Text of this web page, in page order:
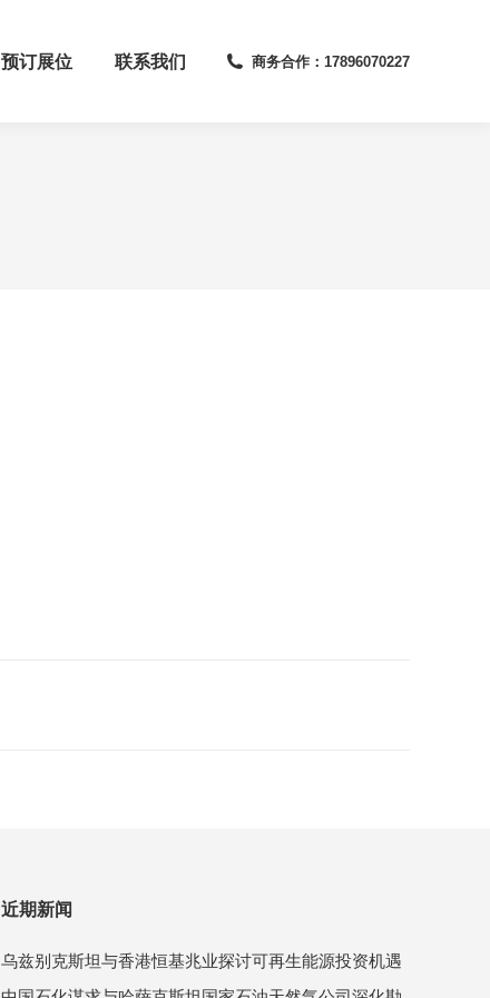
预订展位 联系我们 商务合作：17896070227
近期新闻
乌兹别克斯坦与香港恒基兆业探讨可再生能源投资机遇